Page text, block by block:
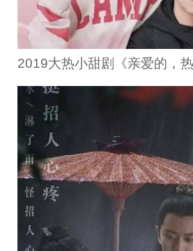
2019大热小甜剧《亲爱的，热